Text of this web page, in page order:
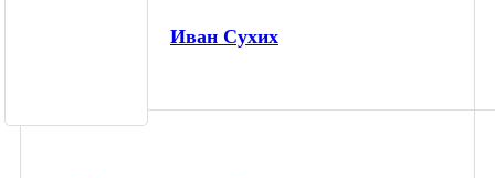
Иван Сухих